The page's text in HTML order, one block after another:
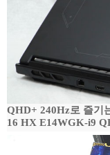
QHD+ 240Hz로 즐기
16 HX E14WGK-i9